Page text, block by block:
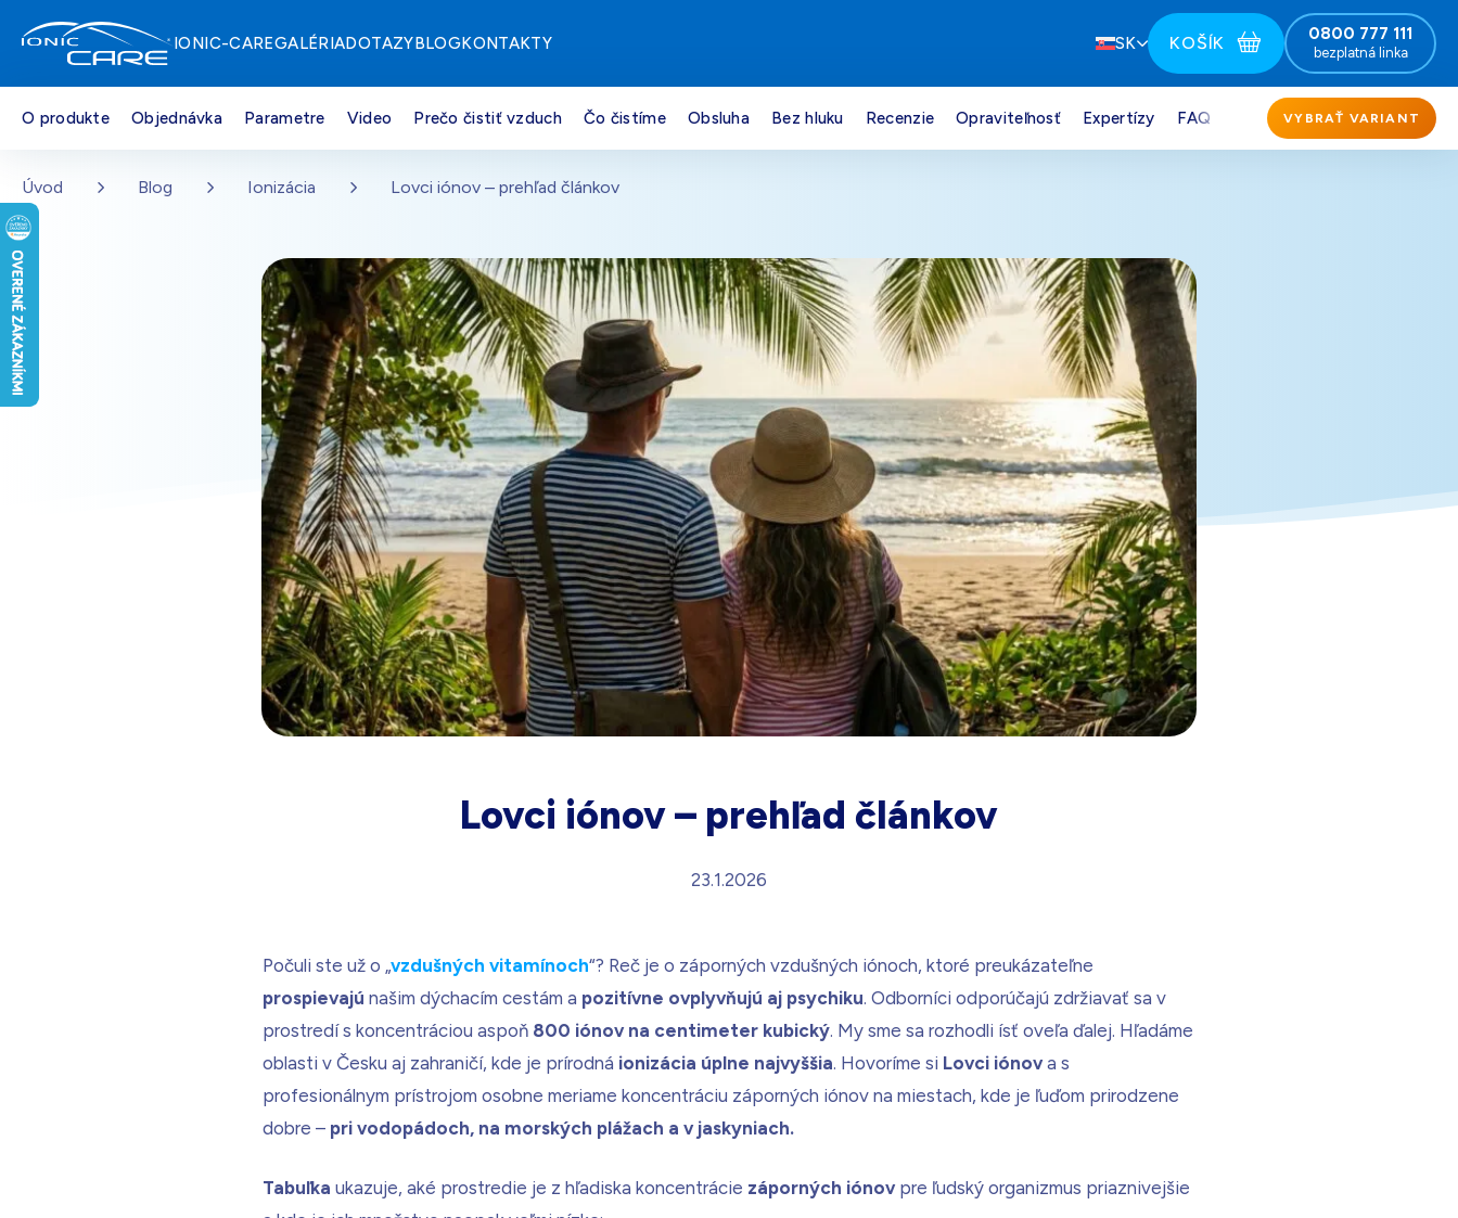
IONIC-CAREGALÉRIADOTAZYBLOGKONTAKTY SK KOŠÍK 0800 777 111
bezplatná linka
O produkte Objednávka Parametre Video Prečo čistiť vzduch Čo čistíme Obsluha Bez hluku Recenzie Opraviteľnosť Expertízy FAQ VYBRAŤ VARIANT
Úvod Blog Ionizácia Lovci iónov – prehľad článkov
Lovci iónov – prehľad článkov
23.1.2026
Počuli ste už o „vzdušných vitamínoch“? Reč je o záporných vzdušných iónoch, ktoré preukázateľne
prospievajú našim dýchacím cestám a pozitívne ovplyvňujú aj psychiku. Odborníci odporúčajú zdržiavať sa v
prostredí s koncentráciou aspoň 800 iónov na centimeter kubický. My sme sa rozhodli ísť oveľa ďalej. Hľadáme
oblasti v Česku aj zahraničí, kde je prírodná ionizácia úplne najvyššia. Hovoríme si Lovci iónova s
profesionálnym prístrojom osobne meriame koncentráciu záporných iónov na miestach, kde je ľuďom prirodzene
dobre – pri vodopádoch, na morských plážach a v jaskyniach.
Tabuľka ukazuje, aké prostredie je z hľadiska koncentrácie záporných iónovpre ľudský organizmus priaznivejšie
Strieborná 151,00 €
Darček pre vás po zadaní kódu
Na sklade – doprava zdarma
Na sklade – doprava zdarma
Na sklade – doprava zdarma